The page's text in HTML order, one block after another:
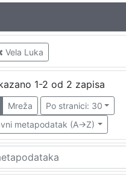
Vela Luka
1-2 od 2 zapisa
Mreža
Po stranici: 30
metapodatak (A->Z)